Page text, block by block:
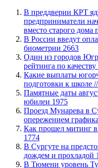
​В преддверии КРТ
предприниматели
вместо старого дома
В России введут
биометрии 2663
Один из городов
рейтинга по
Какие выплаты
подготовки к
​Памятные даты
юбилеи 1975
​Проезд Мунарева в
опережением графика
Как прошел митинг
1774
В Сургуте на
дождем и прохладой
В Тюмени уровень